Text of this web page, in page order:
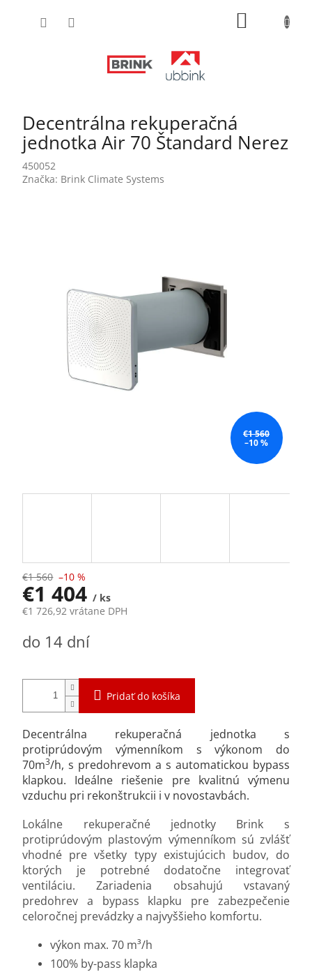
Decentrálna rekuperačná
jednotka Air 70 Štandard Nerez
450052
Značka: Brink Climate Systems
€1 560
–10 %
€1 560 –10 %
€1 404/ ks
€1 726,92 vrátane DPH
cena:
do 14 dní
Pridať do košíka
Decentrálna rekuperačná jednotka s
protiprúdovým výmenníkom s výkonom do
70m3/h, s predohrevom a s automatickou bypass
klapkou. Ideálne riešenie pre kvalitnú výmenu
vzduchu pri rekonštrukcii i v novostavbách.
Lokálne rekuperačné jednotky Brink s
protiprúdovým plastovým výmenníkom sú zvlášť
vhodné pre všetky typy existujúcich budov, do
ktorých je potrebné dodatočne integrovať
ventiláciu. Zariadenia obsahujú vstavaný
predohrev a bypass klapku pre zabezpečenie
celoročnej prevádzky a najvyššieho komfortu.
výkon max. 70 m³/h
100% by-pass klapka